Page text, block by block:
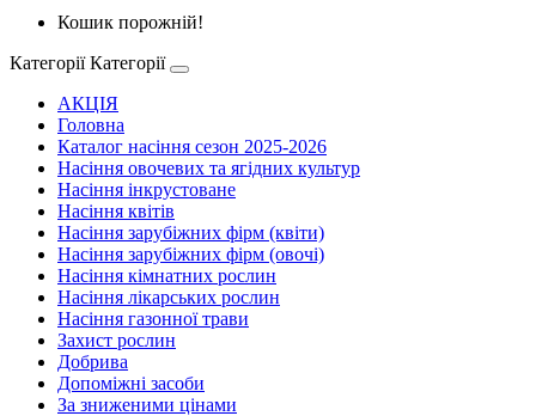
Кошик порожній!
Категорії Категорії
АКЦІЯ
Головна
Каталог насіння сезон 2025-2026
Насіння овочевих та ягідних культур
Насіння інкрустоване
Насіння квітів
Насіння зарубіжних фірм (квіти)
Насіння зарубіжних фірм (овочі)
Насіння кімнатних рослин
Насіння лікарських рослин
Насіння газонної трави
Захист рослин
Добрива
Допоміжні засоби
За зниженими цінами